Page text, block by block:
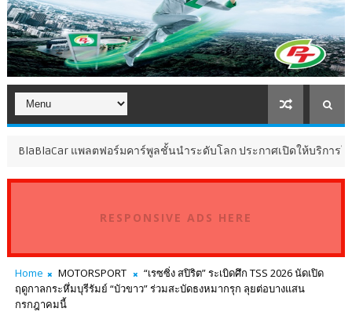
แพลตฟอร์มคาร์พูลชั้นนำระดับโลก ประกาศเปิดให้บริการในประเทศไท
RESPONSIVE ADS HERE
Home MOTORSPORT
“เรซซิ่ง สปิริต” ระเบิดศึก TSS 2026 นัดเปิด
ฤดูกาลกระหึ่มบุรีรัมย์ “บัวขาว” ร่วมสะบัดธงหมากรุก ลุยต่อบางแสน
กรกฎาคมนี้